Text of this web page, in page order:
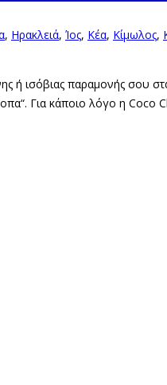
, Ηρακλειά, Ίος, Κέα, Κίμωλος,
ή ισόβιας παραμονής σου
Για κάποιο λόγο η Coco